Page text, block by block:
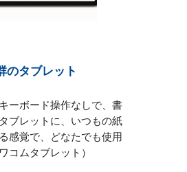
のタブレット
ーボード操作なしで、書
ブレットに、いつもの紙
感覚で、どなたでも使用
コムタブレット）